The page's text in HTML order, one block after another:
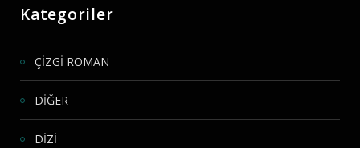
Kategoriler
ÇİZGİ ROMAN
DİĞER
DİZİ